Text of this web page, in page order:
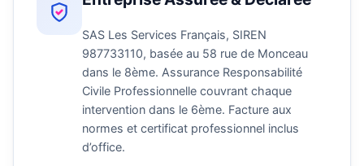
SAS Les Services Français, SIREN
987733110, basée au 58 rue de Monceau
dans le 8ème. Assurance Responsabilité
Civile Professionnelle couvrant chaque
intervention dans le 6ème. Facture aux
normes et certificat professionnel inclus
d’office.